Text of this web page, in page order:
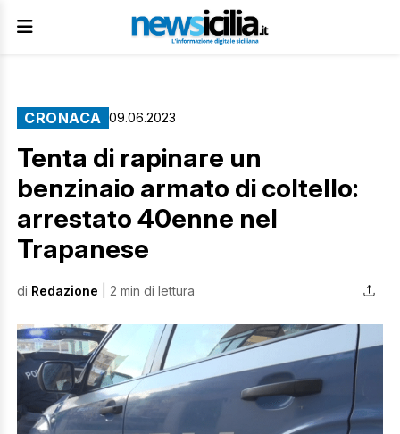
CRONACA 09.06.2023
Tenta di rapinare un
benzinaio armato di coltello:
arrestato 40enne nel
Trapanese
di Redazione | 2 min di lettura